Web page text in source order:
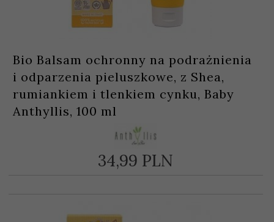
Bio Balsam ochronny na podrażnienia
i odparzenia pieluszkowe, z Shea,
rumiankiem i tlenkiem cynku, Baby
Anthyllis, 100 ml
34,99 PLN